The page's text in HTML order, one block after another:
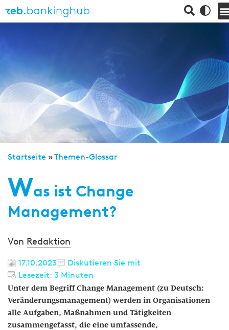
Startseite »Themen-Glossar
Was ist Change
Management?
Von Redaktion
17.10.2023
Diskutieren Sie mit
Lesezeit: 3 Minuten
Unter dem Begriff Change Management (zu Deutsch:
Veränderungsmanagement) werden in Organisationen
alle Aufgaben, Maßnahmen und Tätigkeiten
zusammengefasst, die eine umfassende,